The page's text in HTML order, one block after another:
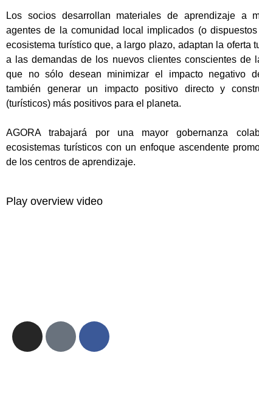
Los socios desarrollan materiales de aprendizaje a
agentes de la comunidad local implicados (o
ecosistema turístico que, a largo plazo, adaptan la oferta
a las demandas de los nuevos clientes conscientes de
que no sólo desean minimizar el impacto negativo
también generar un impacto positivo directo y
(turísticos) más positivos para el planeta.
AGORA trabajará por una mayor gobernanza
ecosistemas turísticos con un enfoque ascendente
de los centros de aprendizaje.
Play overview video